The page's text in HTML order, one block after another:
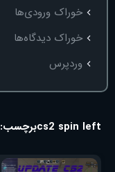
خوراک ورودی‌ها
خوراک دیدگاه‌ها
وردپرس
برچسب:cs2 spin left